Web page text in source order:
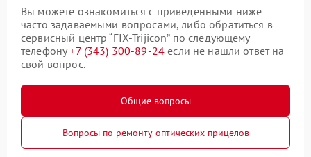
Вы можете ознакомиться с приведенными ниже
часто задаваемыми вопросами, либо обратиться в
сервисный центр “FIX-Trijicon” по следующему
телефону+7 (343) 300-89-24 если не нашли ответ на
свой вопрос.
Общие вопросы
Вопросы по ремонту оптических прицелов